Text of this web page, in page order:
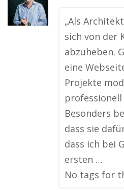
„Als
sich von der
abzuheben.
eine
Projekte
Besonders
dass sie
dass ich bei
ersten …
No tags for